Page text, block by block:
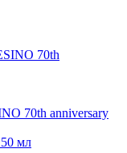
70th anniversary